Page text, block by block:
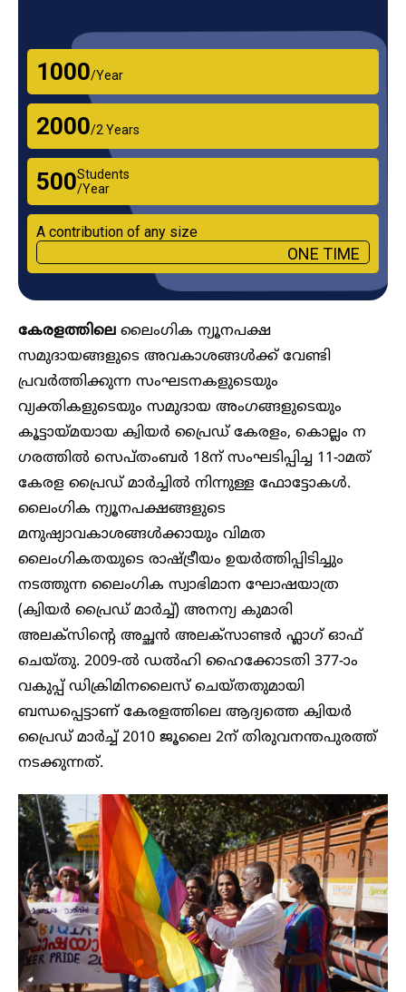
₹1000/Year
₹2000/2 Years
₹500Students
/Year
A contribution of any size
ONE TIME
കേരളത്തിലെ ലൈംഗിക ന്യൂനപക്ഷ
സമുദായങ്ങളുടെ അവകാശങ്ങള്‍ക്ക് വേണ്ടി
പ്രവര്‍ത്തിക്കുന്ന സംഘടനകളുടെയും
വ്യക്തികളുടെയും സമുദായ അംഗങ്ങളുടെയും
കൂട്ടായ്മയായ ക്വിയർ പ്രൈഡ് കേരളം, കൊല്ലം ന​
ഗരത്തിൽ സെപ്തംബർ 18ന് സംഘടിപ്പിച്ച 11-ാമത്
കേരള പ്രൈഡ് മാര്‍ച്ചിൽ നിന്നുള്ള ഫോട്ടോകൾ.
ലൈംഗിക ന്യൂനപക്ഷങ്ങളുടെ
മനുഷ്യാവകാശങ്ങള്‍ക്കായും വിമത
ലൈംഗികതയുടെ രാഷ്ട്രീയം ഉയർത്തിപ്പിടിച്ചും
നടത്തുന്ന ലൈംഗിക സ്വാഭിമാന ഘോഷയാത്ര
(ക്വിയർ പ്രൈഡ് മാർച്ച്) അനന്യ കുമാരി
അലക്‌സിന്റെ അച്ഛൻ അലക്‌സാണ്ടർ ഫ്ലാ​ഗ് ഓഫ്
ചെയ്തു. 2009-ല്‍ ഡല്‍ഹി ഹൈക്കോടതി 377-ാം
വകുപ്പ് ഡിക്രിമിനലൈസ് ചെയ്തതുമായി
ബന്ധപ്പെട്ടാണ് കേരളത്തിലെ ആദ്യത്തെ ക്വിയര്‍
പ്രൈഡ് മാര്‍ച്ച് 2010 ജൂലൈ 2ന് തിരുവനന്തപുരത്ത്
നടക്കുന്നത്.